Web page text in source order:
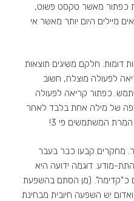
כפתור מאשר טקסט פשוט,
מיילים היום יותר מאשר אי
דומות. חלקם משיגים תוצאות
לפעולה מוצלח, חשוב
כפתור קריאה לפעולה
של מילה אחת בלבד לאחר
המשתמשים פי 3!
מחקרים קבעו כבר בעבר
מודע. דוגמה ידועה היא
כ"קדימה". (מן הסתם בהשפעת
יש השפעה חיובית מבחינת